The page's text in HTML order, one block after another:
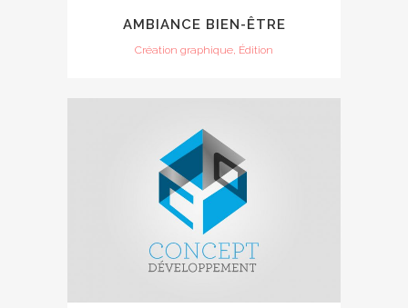
AMBIANCE BIEN-ÊTRE
Création graphique, Édition